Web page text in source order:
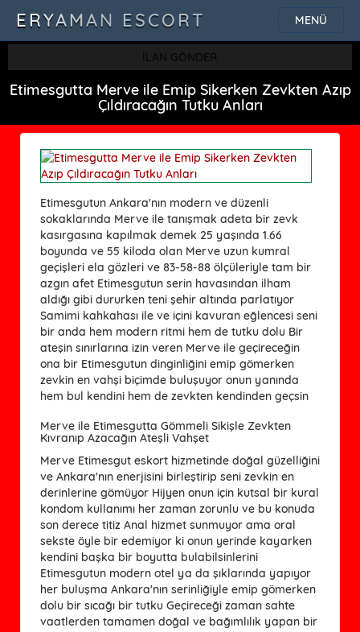
MENÜ
ERYAMAN ESCORT
İLAN GÖNDER
Etimesgutta Merve ile Emip Sikerken Zevkten Azıp
Çıldıracağın Tutku Anları
Etimesgutun Ankara'nın modern ve düzenli
sokaklarında Merve ile tanışmak adeta bir zevk
kasırgasına kapılmak demek 25 yaşında 1.66
boyunda ve 55 kiloda olan Merve uzun kumral
geçişleri ela gözleri ve 83-58-88 ölçüleriyle tam bir
azgın afet Etimesgutun serin havasından ilham
aldığı gibi dururken teni şehir altında parlatıyor
Samimi kahkahası ile ve içini kavuran eğlencesi seni
bir anda hem modern ritmi hem de tutku dolu Bir
ateşin sınırlarına izin veren Merve ile geçireceğin
ona bir Etimesgutun dinginliğini emip gömerken
zevkin en vahşi biçimde buluşuyor onun yanında
hem bul kendini hem de zevkten kendinden geçsin
Merve ile Etimesgutta Gömmeli Sikişle Zevkten
Kıvranıp Azacağın Ateşli Vahşet
Merve Etimesgut eskort hizmetinde doğal güzelliğini
ve Ankara'nın enerjisini birleştirip seni zevkin en
derinlerine gömüyor Hijyen onun için kutsal bir kural
kondom kullanımı her zaman zorunlu ve bu konuda
son derece titiz Anal hizmet sunmuyor ama oral
sekste öyle bir edemiyor ki onun yerinde kayarken
kendini başka bir boyutta bulabilsinlerini
Etimesgutun modern otel ya da şıklarında yapıyor
her buluşma Ankara'nın serinliğiyle emip gömerken
dolu bir sıcağı bir tutku Geçireceği zaman sahte
vaatlerden tamamen doğal ve bağımlılık yapan bir